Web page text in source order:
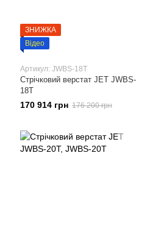
ЗНИЖКА
Відео
Артикул: JWBS-18T
Стрічковий верстат JET JWBS-
18T
170 914 грн 176 200 грн